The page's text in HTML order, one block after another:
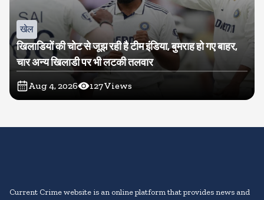
खेल
खिलाडियों की चोट से जूझ रही है टीम इंडिया, बुमराह हो गए बाहर,
चार अन्य खिलाडी पर भी लटकी तलवार
Aug 4, 2026 127Views
Current Crime website is an online platform that provides news and